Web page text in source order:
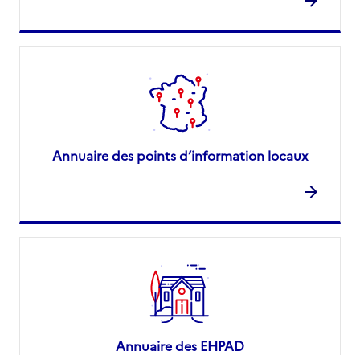
Annuaire des points d’information locaux
Annuaire des EHPAD